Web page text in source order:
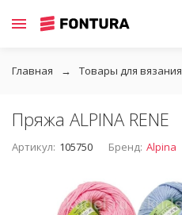
Главная Товары для вязания
Пряжа ALPINA RENE
Артикул: 105750 Бренд: Alpina